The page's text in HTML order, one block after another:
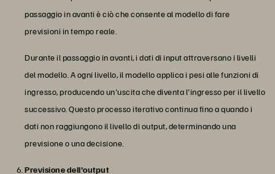
passaggio in avanti è ciò che consente al modello di fare
previsioni in tempo reale.
Durante il passaggio in avanti, i dati di input attraversano i livelli
del modello. A ogni livello, il modello applica i pesi alle funzioni di
ingresso, producendo un'uscita che diventa l'ingresso per il livello
successivo. Questo processo iterativo continua fino a quando i
dati non raggiungono il livello di output, determinando una
previsione o una decisione.
Previsione dell'output